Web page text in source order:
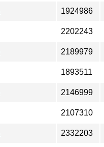
1924986
2202243
2189979
1893511
2146999
2107310
2332203